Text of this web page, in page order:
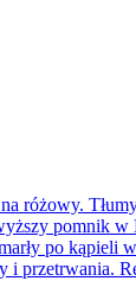
różowy.
pomnik
po kąpieli
i przetrwania.